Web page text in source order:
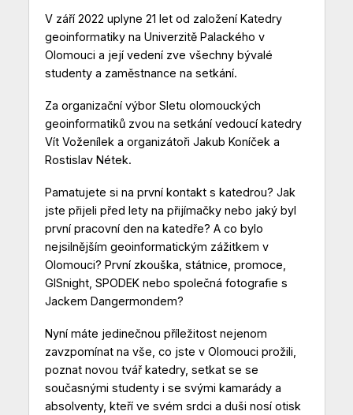
V září 2022 uplyne 21 let od založení Katedry
geoinformatiky na Univerzitě Palackého v
Olomouci a její vedení zve všechny bývalé
studenty a zaměstnance na setkání.
Za organizační výbor Sletu olomouckých
geoinformatiků zvou na setkání vedoucí katedry
Vít Voženílek a organizátoři Jakub Koníček a
Rostislav Nétek.
Pamatujete si na první kontakt s katedrou? Jak
jste přijeli před lety na přijímačky nebo jaký byl
první pracovní den na katedře? A co bylo
nejsilnějším geoinformatickým zážitkem v
Olomouci? První zkouška, státnice, promoce,
GISnight, SPODEK nebo společná fotografie s
Jackem Dangermondem?
Nyní máte jedinečnou příležitost nejenom
zavzpomínat na vše, co jste v Olomouci prožili,
poznat novou tvář katedry, setkat se se
současnými studenty i se svými kamarády a
absolventy, kteří ve svém srdci a duši nosí otisk